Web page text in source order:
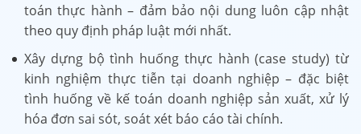
toán thực hành – đảm bảo nội dung luôn cập nhật
theo quy định pháp luật mới nhất.
Xây dựng bộ tình huống thực hành (case study) từ
kinh nghiệm thực tiễn tại doanh nghiệp – đặc biệt
tình huống về kế toán doanh nghiệp sản xuất, xử lý
hóa đơn sai sót, soát xét báo cáo tài chính.